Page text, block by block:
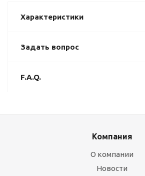
Характеристики
Задать вопрос
F.A.Q.
Компания
О компании
Новости